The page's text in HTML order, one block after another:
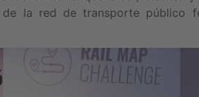
la red de transporte público